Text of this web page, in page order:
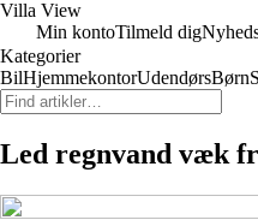
Villa View
Min kontoTilmeld dig
Kategorier
BilHjemmekontorUdendørsBørn
Led regnvand væk